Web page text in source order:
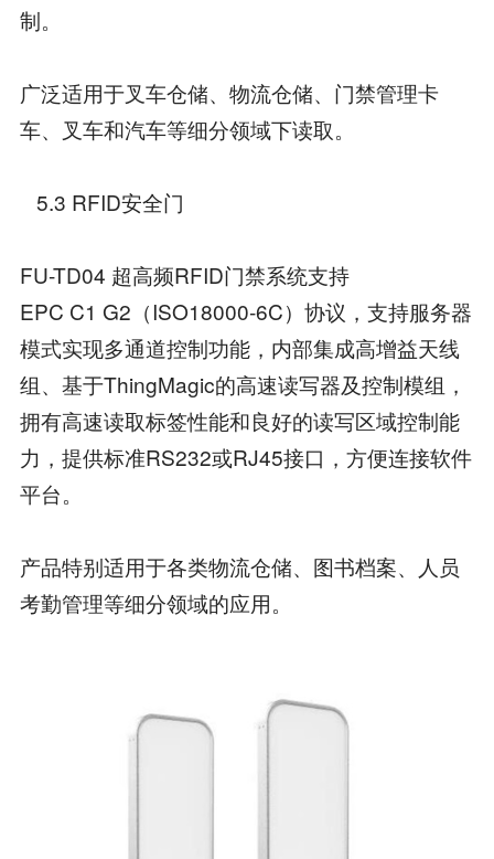
制。
广泛适用于叉车仓储、物流仓储、门禁管理卡
车、叉车和汽车等细分领域下读取。
5.3 RFID安全门
FU-TD04 超高频RFID门禁系统支持
EPC C1 G2（ISO18000-6C）协议，支持服务器
模式实现多通道控制功能，内部集成高增益天线
组、基于ThingMagic的高速读写器及控制模组，
拥有高速读取标签性能和良好的读写区域控制能
力，提供标准RS232或RJ45接口，方便连接软件
平台。
产品特别适用于各类物流仓储、图书档案、人员
考勤管理等细分领域的应用。